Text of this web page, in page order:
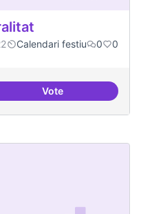
Calendari festiu 0 0
VoteFesta de la